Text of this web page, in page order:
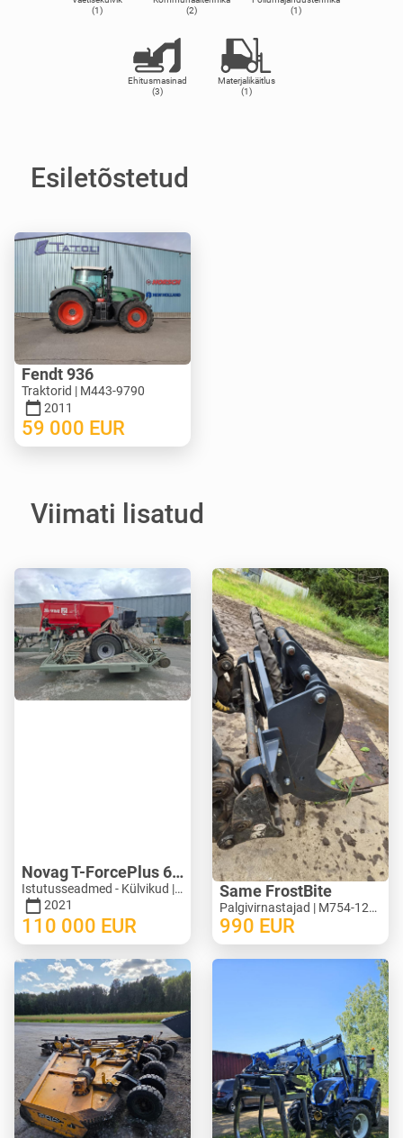
(1)
(2)
(1)
Ehitusmasinad
(3)
Materjalikäitlus
(1)
Esiletõstetud
Fendt 936
Traktorid | M443-9790
2011
59 000 EUR
Viimati lisatud
Novag T-ForcePlus 650
Istutusseadmed - Külvikud | M246-9751
2021
110 000 EUR
Same FrostBite
Palgivirnastajad | M754-1269
990 EUR